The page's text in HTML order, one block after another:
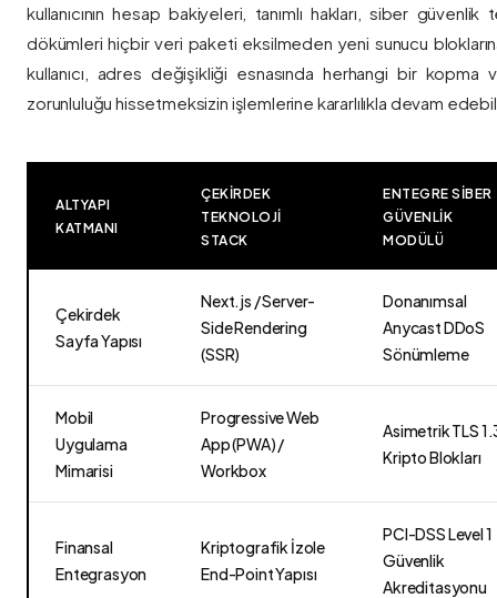
kullanıcının hesap bakiyeleri, tanımlı hakları, siber
dökümleri hiçbir veri paketi eksilmeden yeni sunucu
kullanıcı, adres değişikliği esnasında herhangi bir
zorunluluğu hissetmeksizin işlemlerine kararlılıkla devam
ALTYAPI
KATMANI
ÇEKIRDEK
TEKNOLOJI
STACK
ENTEGRE SIBER
GÜVENLIK
MODÜLÜ
Çekirdek
Sayfa Yapısı
Next.js / Server-
Side Rendering
(SSR)
Donanımsal
Anycast DDoS
Sönümleme
Mobil
Uygulama
Mimarisi
Progressive Web
App (PWA) /
Workbox
Asimetrik TLS
Kripto Blokları
Finansal
Entegrasyon
Kriptografik İzole
End-Point Yapısı
PCI-DSS Level 1
Güvenlik
Akreditasyonu